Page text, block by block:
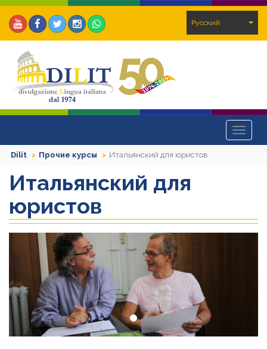
Pусский
Toggle
Dilit
Прочие курсы Итальянский для юристов
Итальянский для
юристов